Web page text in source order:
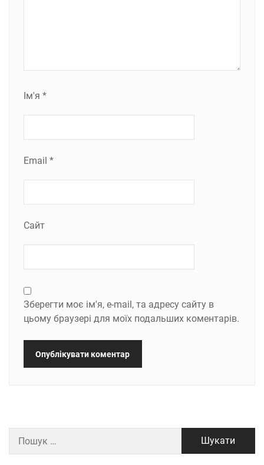
Ім'я *
Email *
Сайт
Зберегти моє ім'я, e-mail, та адресу сайту в
цьому браузері для моїх подальших коментарів.